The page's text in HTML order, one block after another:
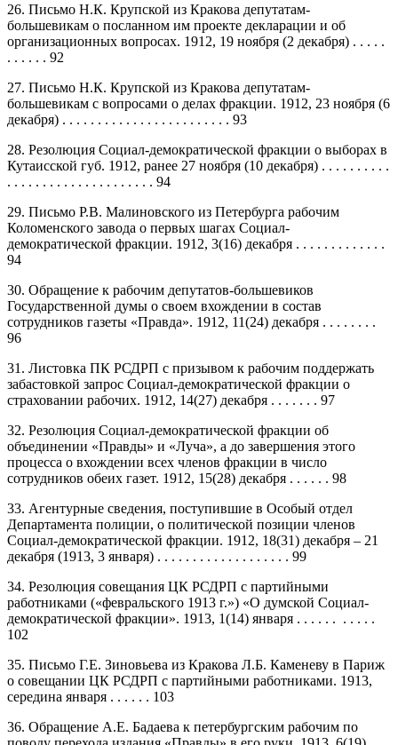
26. Письмо Н.К. Крупской из Кракова депутатам-
большевикам о посланном им проекте декларации и об
организационных вопросах. 1912, 19 ноября (2 декабря) . . . . .
. . . . . . 92
27. Письмо Н.К. Крупской из Кракова депутатам-
большевикам с вопросами о делах фракции. 1912, 23 ноября (6
декабря) . . . . . . . . . . . . . . . . . . . . . . . . 93
28. Резолюция Социал-демократической фракции о выборах в
Кутаисской губ. 1912, ранее 27 ноября (10 декабря) . . . . . . . . . .
. . . . . . . . . . . . . . . . . . . . . 94
29. Письмо Р.В. Малиновского из Петербурга рабочим
Коломенского завода о первых шагах Социал-
демократической фракции. 1912, 3(16) декабря . . . . . . . . . . . . .
94
30. Обращение к рабочим депутатов-большевиков
Государственной думы о своем вхождении в состав
сотрудников газеты «Правда». 1912, 11(24) декабря . . . . . . . .
96
31. Листовка ПК РСДРП с призывом к рабочим поддержать
забастовкой запрос Социал-демократической фракции о
страховании рабочих. 1912, 14(27) декабря . . . . . . . 97
32. Резолюция Социал-демократической фракции об
объединении «Правды» и «Луча», а до завершения этого
процесса о вхождении всех членов фракции в число
сотрудников обеих газет. 1912, 15(28) декабря . . . . . . 98
33. Агентурные сведения, поступившие в Особый отдел
Департамента полиции, о политической позиции членов
Социал-демократической фракции. 1912, 18(31) декабря – 21
декабря (1913, 3 января) . . . . . . . . . . . . . . . . . . . 99
34. Резолюция совещания ЦК РСДРП с партийными
работниками («февральского 1913 г.») «О думской Социал-
демократической фракции». 1913, 1(14) января . . . . . . . . . . .
102
35. Письмо Г.Е. Зиновьева из Кракова Л.Б. Каменеву в Париж
о совещании ЦК РСДРП с партийными работниками. 1913,
середина января . . . . . . 103
36. Обращение А.Е. Бадаева к петербургским рабочим по